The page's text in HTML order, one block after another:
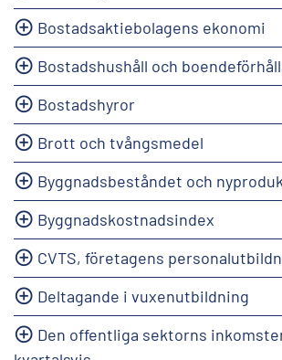
Bostadsaktiebolagens ekonomi
Bostadshushåll och
Bostadshyror
Brott och tvångsmedel
Byggnadsbeståndet och
Byggnadskostnadsindex
CVTS, företagens
Deltagande i vuxenutbildning
Den offentliga sektorns